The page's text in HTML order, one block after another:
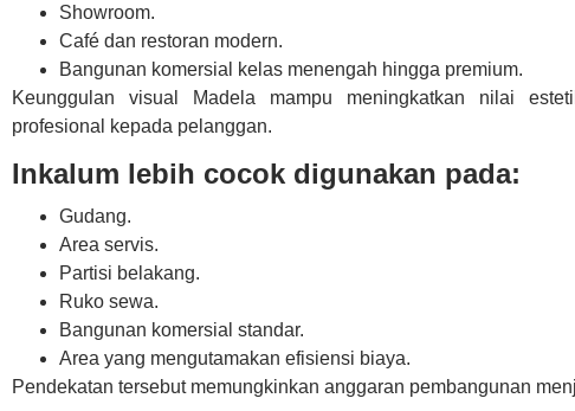
Showroom.
Café dan restoran modern.
Bangunan komersial kelas menengah hingga premium.
Keunggulan visual Madela mampu meningkatkan nilai
profesional kepada pelanggan.
Inkalum lebih cocok digunakan pada:
Gudang.
Area servis.
Partisi belakang.
Ruko sewa.
Bangunan komersial standar.
Area yang mengutamakan efisiensi biaya.
Pendekatan tersebut memungkinkan anggaran pembangunan